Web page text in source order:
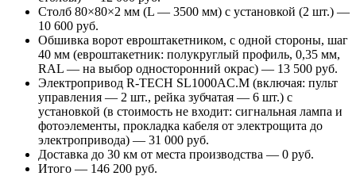
Столб 80×80×2 мм (L — 3500 мм) с установкой (2 шт.) —
10 600 руб.
Обшивка ворот евроштакетником, с одной стороны, шаг
40 мм (евроштакетник: полукруглый профиль, 0,35 мм,
RAL — на выбор односторонний окрас) — 13 500 руб.
Электропривод R-TECH SL1000AC.M (включая: пульт
управления — 2 шт., рейка зубчатая — 6 шт.) с
установкой (в стоимость не входит: сигнальная лампа и
фотоэлементы, прокладка кабеля от электрощита до
электропривода) — 31 000 руб.
Доставка до 30 км от места производства — 0 руб.
Итого — 146 200 руб.